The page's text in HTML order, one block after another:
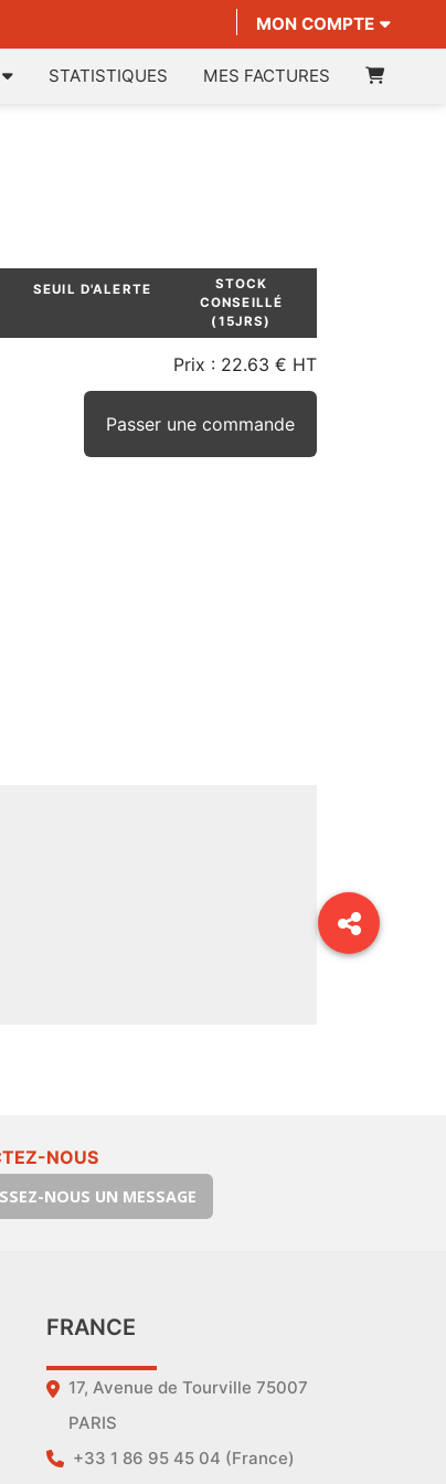
MON COMPTE
STATISTIQUES MES FACTURES
SEUIL D'ALERTE
STOCK
CONSEILLÉ
(15JRS)
Prix : 22.63 € HT
Passer une commande
NOUS
NOUS UN MESSAGE
FRANCE
17, Avenue de Tourville 75007
PARIS
+33 1 86 95 45 04 (France)